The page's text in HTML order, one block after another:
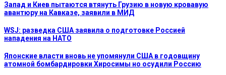
Запад и Киев пытаются втянуть Грузию в новую кровавую
авантюру на Кавказе, заявили в МИД
WSJ: разведка США заявила о подготовке Россией
нападения на НАТО
Японские власти вновь не упомянули США в годовщину
атомной бомбардировки Хиросимы но осудили Россию